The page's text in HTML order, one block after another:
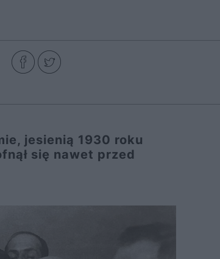
jesienią 1930 roku
się nawet przed